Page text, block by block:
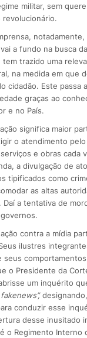
militar, sem
notadamente,
a fundo na busca
tem trazido uma
na medida em que
cidadão. Este passa
graças ao
e no País.
significa maior
o atendimento
e obras cada
a divulgação de
tipificados como
as altas
a tentativa de
contra a mídia
ilustres
seus
o Presidente da
um inquérito
fakenews”,
conduzir esse
desse inusitado
o Regimento Interno